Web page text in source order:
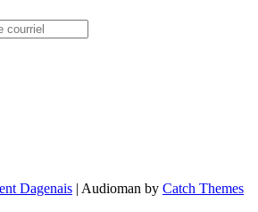
Dagenais | Audioman by Catch Themes